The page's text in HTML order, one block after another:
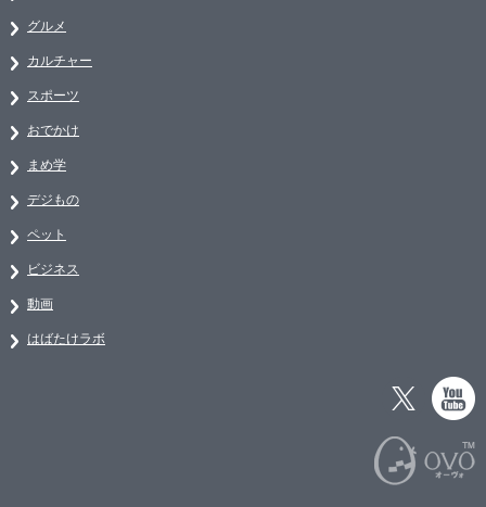
グルメ
カルチャー
スポーツ
おでかけ
まめ学
デジもの
ペット
ビジネス
動画
はばたけラボ